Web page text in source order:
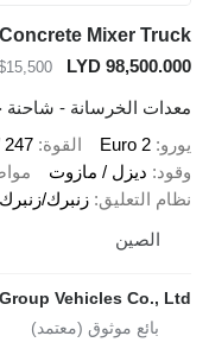
Concrete Mixer
LYD
$15,500
≈ €13,420
الخرسانة - شاحنة خلط
Euro 2 القوة
247 kW (336 حصان)
ديزل / مازوت
التعليق زنبرك/زنبرك
الصين
ZW Group Vehicles Co.,